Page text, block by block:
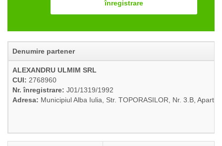
înregistrare
Denumire partener
ALEXANDRU ULMIM SRL
CUI: 2768960
Nr. înregistrare: J01/1319/1992
Adresa: Municipiul Alba Iulia, Str. TOPORASILOR, Nr. 3.B,